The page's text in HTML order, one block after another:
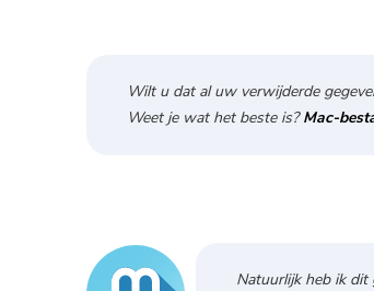
Wilt u dat al uw verwijderde
Weet je wat het beste is?Mac-
Natuurlijk heb ik dit